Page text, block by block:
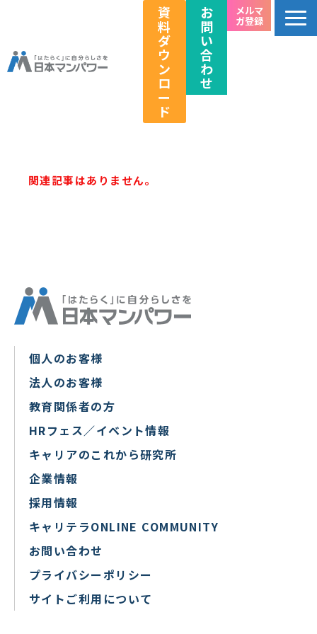
資
料
ダ
ウ
ン
ロ
ー
ド
お
問
い
合
わ
せ
メルマ
ガ登録
教育関係者向け
関連記事はありません。
個人のお客様
法人のお客様
教育関係者の方
HRフェス／イベント情報
キャリアのこれから研究所
企業情報
採用情報
キャリテラONLINE COMMUNITY
お問い合わせ
プライバシーポリシー
サイトご利用について